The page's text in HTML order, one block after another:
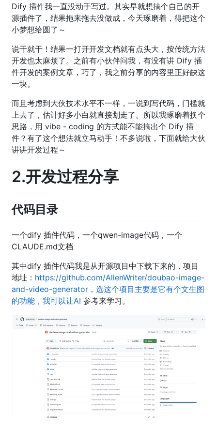
Dify 插件我一直没动手写过。其实早就想搞个自己的开
源插件了，结果拖来拖去没做成，今天琢磨着，得把这个
小梦想给圆了～
说干就干！结果一打开开发文档就有点头大，按传统方法
开发也太麻烦了。之前有小伙伴问我，有没有讲 Dify 插
件开发的案例文章，巧了，我之前分享的内容里正好缺这
一块。
而且考虑到大伙技术水平不一样，一说到写代码，门槛就
上去了，估计好多小白就直接划走了。所以我琢磨着换个
思路，用 vibe - coding 的方式能不能搞出个 Dify 插
件？有了这个想法就立马动手！不多说啦，下面就给大伙
讲讲开发过程～
2.开发过程分享
代码目录
一个dify 插件代码，一个qwen-image代码，一个
CLAUDE.md文档
其中dify 插件代码我是从开源项目中下载下来的，项目
地址： https://github.com/AllenWriter/doubao-image-
and-video-generator，选这个项目主要是它有个文生图
的功能，我可以让AI 参考来学习。